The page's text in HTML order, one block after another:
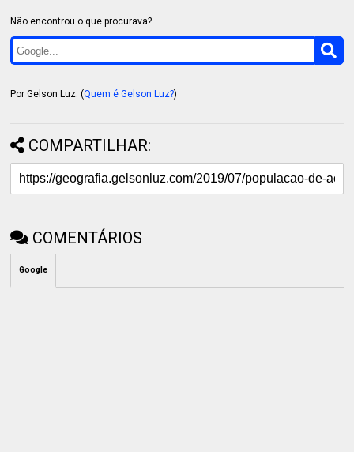
Não encontrou o que procurava?
Por Gelson Luz. (Quem é Gelson Luz?)
COMPARTILHAR:
COMENTÁRIOS
Google